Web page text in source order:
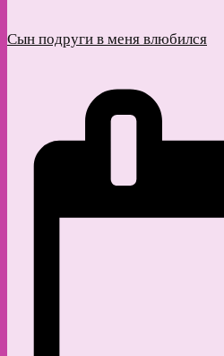
Сын подруги в меня влюбился